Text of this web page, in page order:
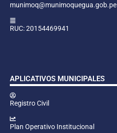
munimoq@munimoquegua.gob.pe
RUC: 20154469941
APLICATIVOS MUNICIPALES
Registro Civil
Plan Operativo Institucional